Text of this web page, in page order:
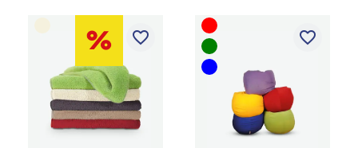
favorite_border favorite_border